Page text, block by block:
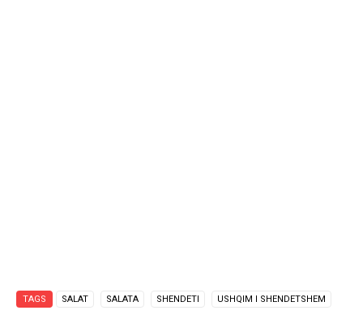
TAGS SALAT SALATA SHENDETI USHQIM I SHENDETSHEM